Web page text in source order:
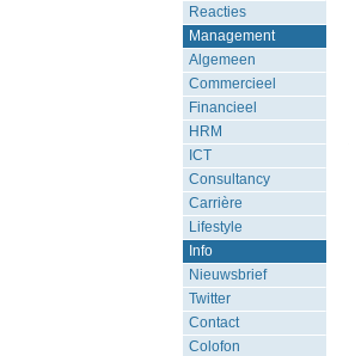
Reacties
Management
Algemeen
Commercieel
Financieel
HRM
ICT
Consultancy
Carrière
Lifestyle
Info
Nieuwsbrief
Twitter
Contact
Colofon